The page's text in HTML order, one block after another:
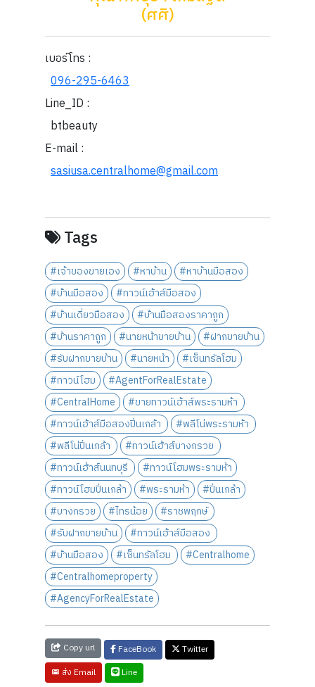
(ศศิ)
เบอร์โทร :
096-295-6463
Line_ID :
btbeauty
E-mail :
sasiusa.centralhome@gmail.com
Tags
#เจ้าของขายเอง #หาบ้าน
#หาบ้านมือสอง
#บ้านมือสอง
#ทาวน์เฮ้าส์มือสอง
#บ้านเดี่ยวมือสอง
#บ้านมือสองราคาถูก
#บ้านราคาถูก
#นายหน้าขายบ้าน
#ฝากขายบ้าน
#รับฝากขายบ้าน
#นายหน้า
#เซ็นทรัลโฮม
#ทาวน์โฮม
#AgentForRealEstate
#CentralHome
#ขายทาวน์เฮ้าส์พระรามห้า
#ทาวน์เฮ้าส์มือสองปิ่นเกล้า
#พลีโน่พระรามห้า
#พลีโน่ปิ่นเกล้า
#ทาวน์เฮ้าส์บางกรวย
#ทาวน์เฮ้าส์นนทบุรี
#ทาวน์โฮมพระรามห้า
#ทาวน์โฮมปิ่นเกล้า
#พระรามห้า
#ปิ่นเกล้า
#บางกรวย
#ไทรน้อย
#ราชพฤกษ์
#รับฝากขายบ้าน
#ทาวน์เฮ้าส์มือสอง
#บ้านมือสอง
#เซ็นทรัลโฮม
#Centralhome
#Centralhomeproperty
#AgencyForRealEstate
Copy url FaceBook
Twitter
ส่ง Email
Line